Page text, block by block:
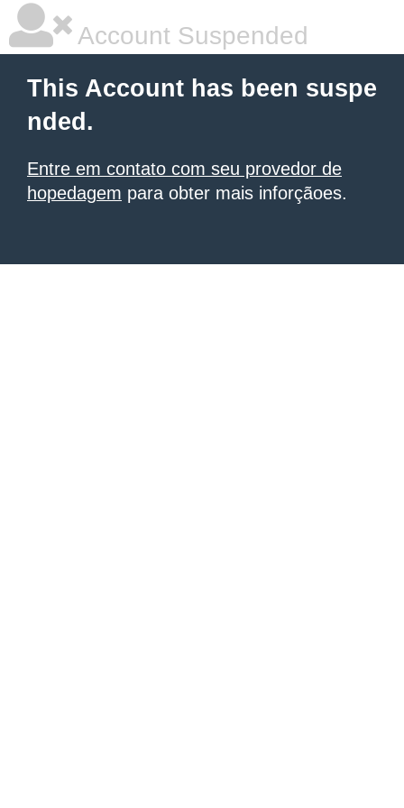
Account Suspended
This Account has been suspe
nded.
Entre em contato com seu provedor de
hopedagem para obter mais inforçãoes.